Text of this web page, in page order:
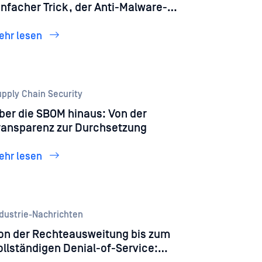
Trick, der Anti-Malware-
lesen
Chain Security
die SBOM hinaus: Von der
zur Durchsetzung
lesen
Nachrichten
der Rechteausweitung bis zum
Denial-of-Service: